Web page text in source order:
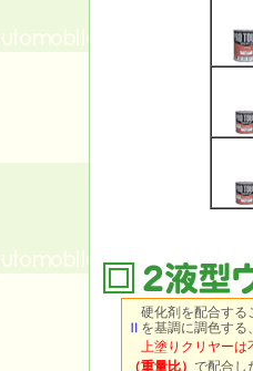
硬化剤を配合する
Ⅱ を基調に調色する
上塗りクリヤーは
（重量比） で配合し